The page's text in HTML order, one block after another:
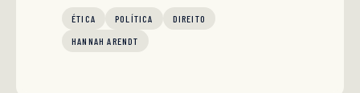
ÉTICA POLÍTICA
DIREITO
HANNAH ARENDT